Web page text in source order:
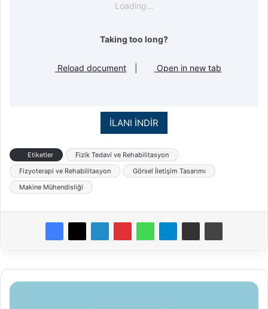
Loading…
Taking too long?
Reload document Open in new tab
İLANI İNDİR
Etiketler
Fizik Tedavi ve Rehabilitasyon
Fizyoterapi ve Rehabilitasyon
Görsel İletişim Tasarımı
Makine Mühendisliği
KTO